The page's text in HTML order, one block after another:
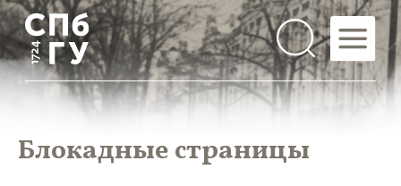
Блокадные страницы